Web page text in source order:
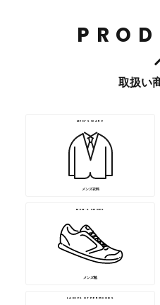
取扱い
MEN’S WARE
メンズ衣料
MEN’S SHOES
メンズ靴
LADIES OTHERGOODS